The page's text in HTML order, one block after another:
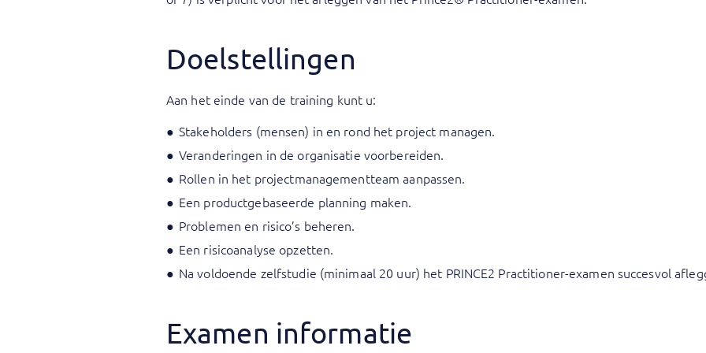
Doelstellingen
Aan het einde van de training kunt u:
Stakeholders (mensen) in en rond het project managen.
Veranderingen in de organisatie voorbereiden.
Rollen in het projectmanagementteam aanpassen.
Een productgebaseerde planning maken.
Problemen en risico’s beheren.
Een risicoanalyse opzetten.
Na voldoende zelfstudie (minimaal 20 uur) het PRINCE2 Practitioner-examen succesvol
Examen informatie